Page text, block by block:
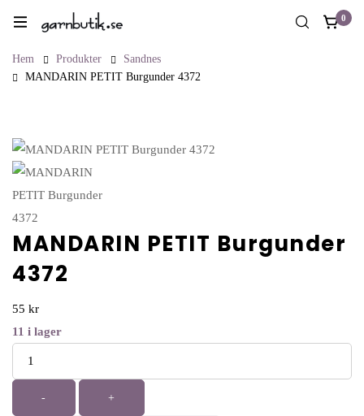
0
Hem Produkter
Sandnes
MANDARIN PETIT Burgunder 4372
MANDARIN PETIT Burgunder
4372
55 kr
11 i lager
- +